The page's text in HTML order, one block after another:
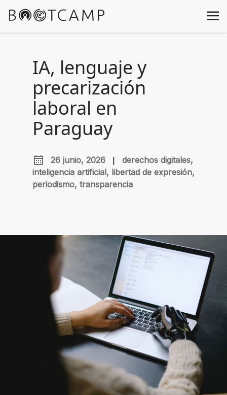
IA, lenguaje y
precarización
laboral en
Paraguay
26 junio, 2026 |
derechos digitales,
inteligencia artificial, libertad de expresión,
periodismo, transparencia